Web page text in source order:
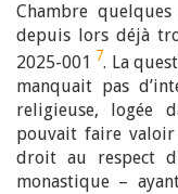
Chambre
depuis lors déjà
2025-001 7. La
manquait pas
religieuse, logée
pouvait faire
droit au respect
monastique –